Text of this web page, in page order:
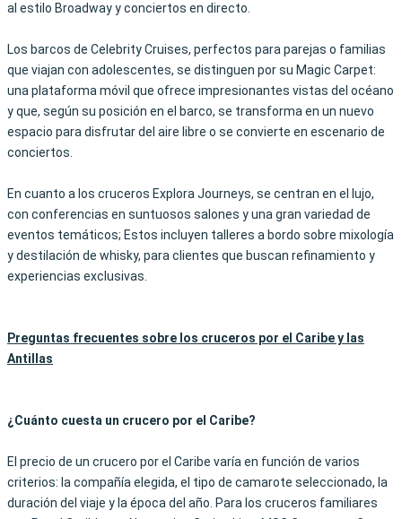
al estilo Broadway y conciertos en directo.
Los barcos de Celebrity Cruises, perfectos para parejas o familias
que viajan con adolescentes, se distinguen por su Magic Carpet:
una plataforma móvil que ofrece impresionantes vistas del océano
y que, según su posición en el barco, se transforma en un nuevo
espacio para disfrutar del aire libre o se convierte en escenario de
conciertos.
En cuanto a los cruceros Explora Journeys, se centran en el lujo,
con conferencias en suntuosos salones y una gran variedad de
eventos temáticos; Estos incluyen talleres a bordo sobre mixología
y destilación de whisky, para clientes que buscan refinamiento y
experiencias exclusivas.
Preguntas frecuentes sobre los cruceros por el Caribe y las
Antillas
¿Cuánto cuesta un crucero por el Caribe?
El precio de un crucero por el Caribe varía en función de varios
criterios: la compañía elegida, el tipo de camarote seleccionado, la
duración del viaje y la época del año. Para los cruceros familiares